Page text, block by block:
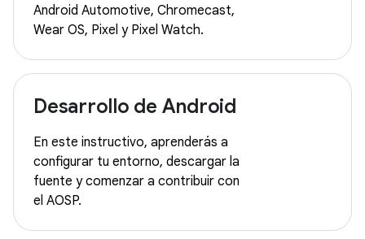
Android Automotive, Chromecast,
Wear OS, Pixel y Pixel Watch.
Desarrollo de Android
En este instructivo, aprenderás a
configurar tu entorno, descargar la
fuente y comenzar a contribuir con
el AOSP.